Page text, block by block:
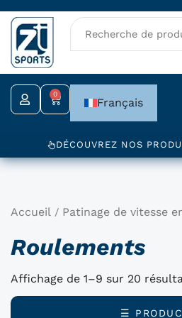
Aller
au
contenu
0
Panier Français
DÉCOUVREZ NOS
Accueil / Patinage de vitesse
Roulements
Affichage de 1–9 sur 20
☰